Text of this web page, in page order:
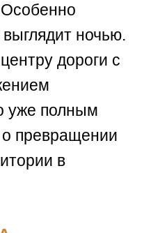
ночью.
дороги с
уже полным
о превращении
в